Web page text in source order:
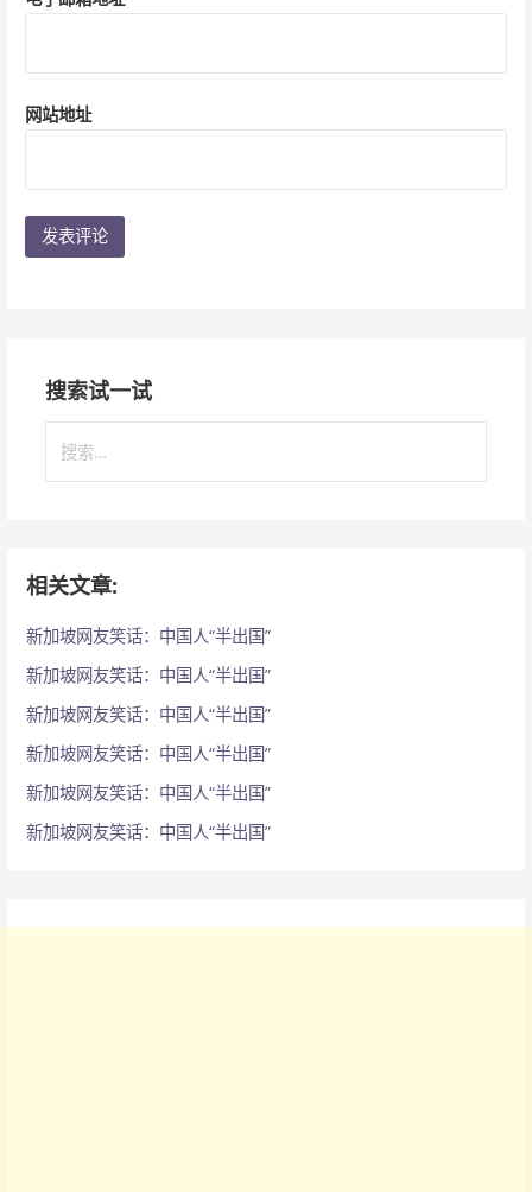
网站地址
搜索试一试
索
相关文章:
新加坡网友笑话：中国人“半出国”
新加坡网友笑话：中国人“半出国”
新加坡网友笑话：中国人“半出国”
新加坡网友笑话：中国人“半出国”
新加坡网友笑话：中国人“半出国”
新加坡网友笑话：中国人“半出国”